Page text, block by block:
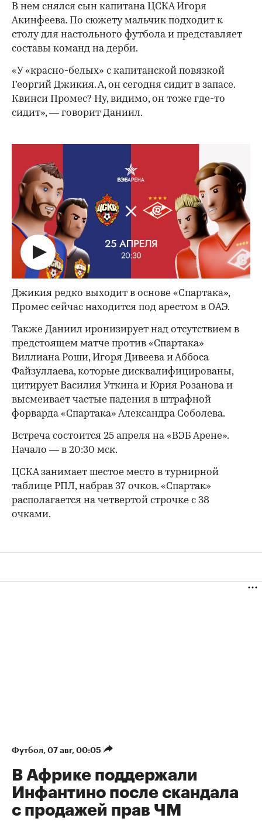
В нем снялся сын капитана ЦСКА Игоря
Акинфеева. По сюжету мальчик подходит к
столу для настольного футбола и представляет
составы команд на дерби.
«У «красно-белых» с капитанской повязкой
Георгий Джикия. А, он сегодня сидит в запасе.
Квинси Промес? Ну, видимо, он тоже где-то
сидит», — говорит Даниил.
00:00 00:00
Джикия редко выходит в основе «Спартака»,
Промес сейчас находится под арестом в ОАЭ.
Также Даниил иронизирует над отсутствием в
предстоящем матче против «Спартака»
Виллиана Роши, Игоря Дивеева и Аббоса
Файзуллаева, которые дисквалифицированы,
цитирует Василия Уткина и Юрия Розанова и
высмеивает частые падения в штрафной
форварда «Спартака» Александра Соболева.
Встреча состоится 25 апреля на «ВЭБ Арене».
Начало — в 20:30 мск.
ЦСКА занимает шестое место в турнирной
таблице РПЛ, набрав 37 очков. «Спартак»
располагается на четвертой строчке с 38
очками.
Футбол 07 авг, 00:05
В Африке поддержали
Инфантино после скандала
с продажей прав ЧМ